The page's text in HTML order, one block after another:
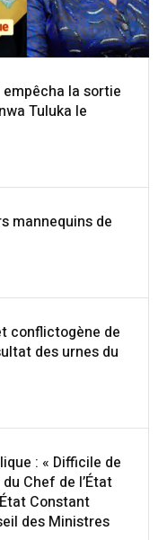
empêcha la sortie
Tuluka le
mannequins de
conflictogène de
des urnes du
: « Difficile de
Chef de l’État
Constant
des Ministres